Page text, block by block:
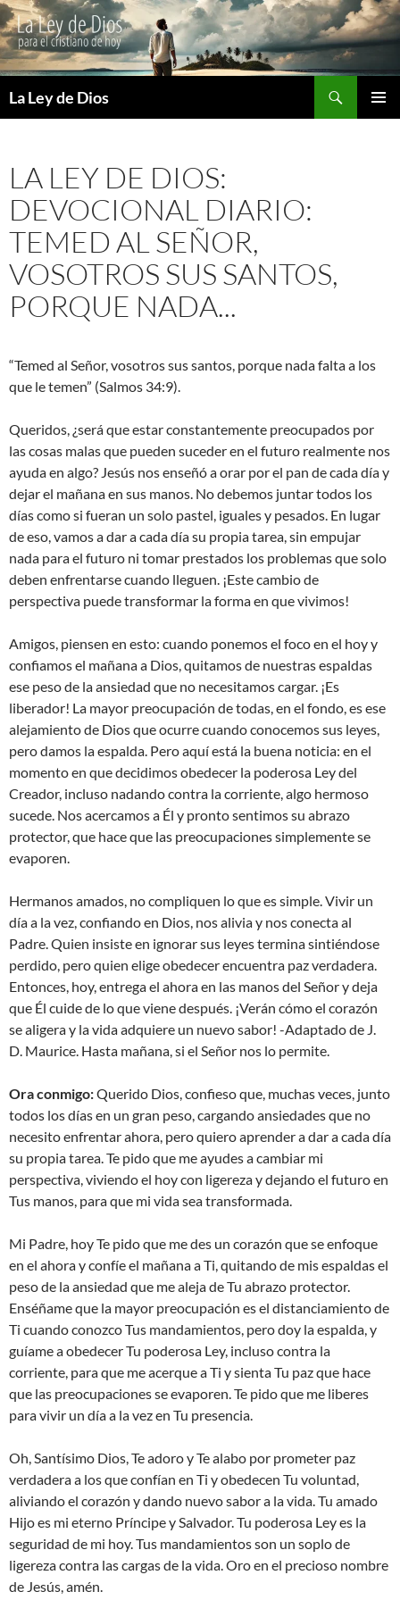
La Ley de Dios
LA LEY DE DIOS:
DEVOCIONAL DIARIO:
TEMED AL SEÑOR,
VOSOTROS SUS SANTOS,
PORQUE NADA...
“Temed al Señor, vosotros sus santos, porque nada falta a los
que le temen” (Salmos 34:9).
Queridos, ¿será que estar constantemente preocupados por
las cosas malas que pueden suceder en el futuro realmente nos
ayuda en algo? Jesús nos enseñó a orar por el pan de cada día y
dejar el mañana en sus manos. No debemos juntar todos los
días como si fueran un solo pastel, iguales y pesados. En lugar
de eso, vamos a dar a cada día su propia tarea, sin empujar
nada para el futuro ni tomar prestados los problemas que solo
deben enfrentarse cuando lleguen. ¡Este cambio de
perspectiva puede transformar la forma en que vivimos!
Amigos, piensen en esto: cuando ponemos el foco en el hoy y
confiamos el mañana a Dios, quitamos de nuestras espaldas
ese peso de la ansiedad que no necesitamos cargar. ¡Es
liberador! La mayor preocupación de todas, en el fondo, es ese
alejamiento de Dios que ocurre cuando conocemos sus leyes,
pero damos la espalda. Pero aquí está la buena noticia: en el
momento en que decidimos obedecer la poderosa Ley del
Creador, incluso nadando contra la corriente, algo hermoso
sucede. Nos acercamos a Él y pronto sentimos su abrazo
protector, que hace que las preocupaciones simplemente se
evaporen.
Hermanos amados, no compliquen lo que es simple. Vivir un
día a la vez, confiando en Dios, nos alivia y nos conecta al
Padre. Quien insiste en ignorar sus leyes termina sintiéndose
perdido, pero quien elige obedecer encuentra paz verdadera.
Entonces, hoy, entrega el ahora en las manos del Señor y deja
que Él cuide de lo que viene después. ¡Verán cómo el corazón
se aligera y la vida adquiere un nuevo sabor! -Adaptado de J.
D. Maurice. Hasta mañana, si el Señor nos lo permite.
Ora conmigo:Querido Dios, confieso que, muchas veces, junto
todos los días en un gran peso, cargando ansiedades que no
necesito enfrentar ahora, pero quiero aprender a dar a cada día
su propia tarea. Te pido que me ayudes a cambiar mi
perspectiva, viviendo el hoy con ligereza y dejando el futuro en
Tus manos, para que mi vida sea transformada.
Mi Padre, hoy Te pido que me des un corazón que se enfoque
en el ahora y confíe el mañana a Ti, quitando de mis espaldas el
peso de la ansiedad que me aleja de Tu abrazo protector.
Enséñame que la mayor preocupación es el distanciamiento de
Ti cuando conozco Tus mandamientos, pero doy la espalda, y
guíame a obedecer Tu poderosa Ley, incluso contra la
corriente, para que me acerque a Ti y sienta Tu paz que hace
que las preocupaciones se evaporen. Te pido que me liberes
para vivir un día a la vez en Tu presencia.
Oh, Santísimo Dios, Te adoro y Te alabo por prometer paz
verdadera a los que confían en Ti y obedecen Tu voluntad,
aliviando el corazón y dando nuevo sabor a la vida. Tu amado
Hijo es mi eterno Príncipe y Salvador. Tu poderosa Ley es la
seguridad de mi hoy. Tus mandamientos son un soplo de
ligereza contra las cargas de la vida. Oro en el precioso nombre
de Jesús, amén.